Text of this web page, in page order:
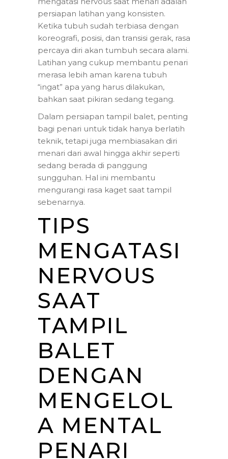
persiapan latihan yang konsisten.
Ketika tubuh sudah terbiasa dengan
koreografi, posisi, dan transisi gerak, rasa
percaya diri akan tumbuh secara alami.
Latihan yang cukup membantu penari
merasa lebih aman karena tubuh
“ingat” apa yang harus dilakukan,
bahkan saat pikiran sedang tegang.
Dalam persiapan tampil balet, penting
bagi penari untuk tidak hanya berlatih
teknik, tetapi juga membiasakan diri
menari dari awal hingga akhir seperti
sedang berada di panggung
sungguhan. Hal ini membantu
mengurangi rasa kaget saat tampil
sebenarnya.
TIPS
MENGATASI
NERVOUS
SAAT
TAMPIL
BALET
DENGAN
MENGELOL
A MENTAL
PENARI